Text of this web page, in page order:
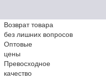
Возврат товара
без лишних вопросов
Оптовые
цены
Превосходное
качество